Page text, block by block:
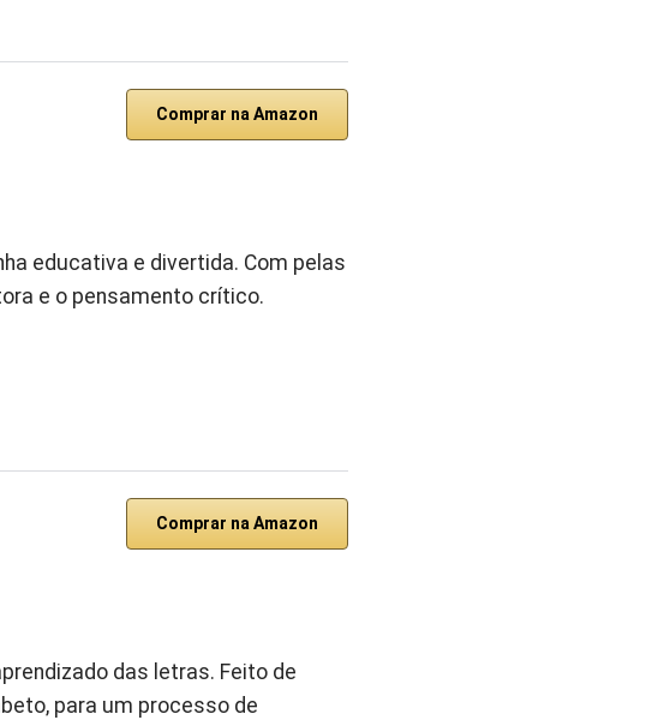
Comprar na Amazon
educativa e divertida. Com pelas
e o pensamento crítico.
Comprar na Amazon
das letras. Feito de
para um processo de